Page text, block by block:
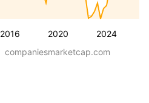
2016 2020 2024
companiesmarketcap.com